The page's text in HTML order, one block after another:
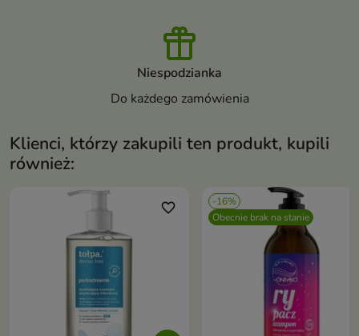
Niespodzianka
Do każdego zamówienia
Klienci, którzy zakupili ten produkt, kupili
również:
favorite_border
-16%
Obecnie brak na stanie